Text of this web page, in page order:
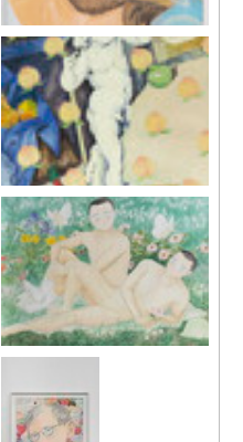
《白衣男子》，2020
布面丙烯
59.7 x 51.7 cm
《小愛神》，2015
紙上鉛筆、丙烯
109.2 x 78.7 cm
《兩個戰士》，2015
一組兩幅，每幅78.7 x
109.2cm